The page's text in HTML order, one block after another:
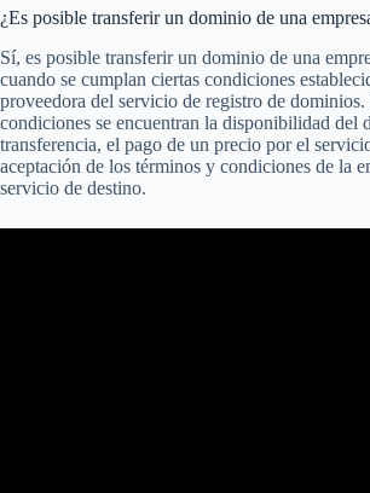
¿Es posible transferir un dominio de una
Sí, es posible transferir un dominio de una
cuando se cumplan ciertas condiciones
proveedora del servicio de registro de dominios.
condiciones se encuentran la disponibilidad del
transferencia, el pago de un precio por el
aceptación de los términos y condiciones de la
servicio de destino.